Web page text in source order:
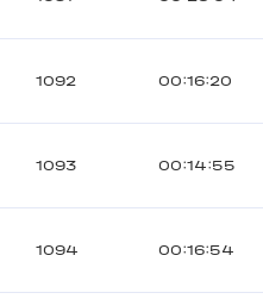
1092 00:16:20
1093 00:14:55
1094 00:16:54